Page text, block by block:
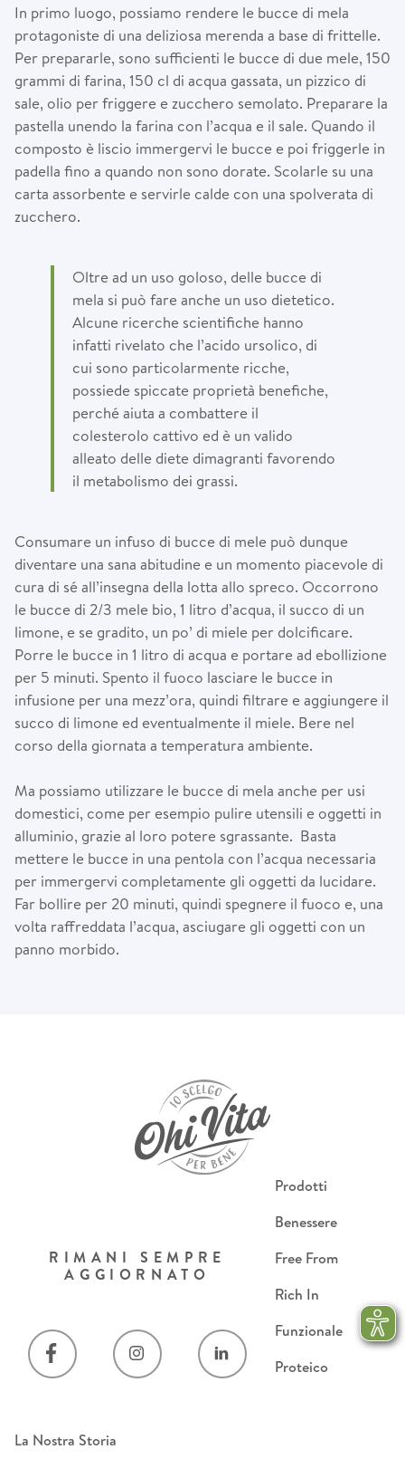
In primo luogo, possiamo rendere le bucce di mela
protagoniste di una deliziosa merenda a base di frittelle.
Per prepararle, sono sufficienti le bucce di due mele, 150
grammi di farina, 150 cl di acqua gassata, un pizzico di
sale, olio per friggere e zucchero semolato. Preparare la
pastella unendo la farina con l’acqua e il sale. Quando il
composto è liscio immergervi le bucce e poi friggerle in
padella fino a quando non sono dorate. Scolarle su una
carta assorbente e servirle calde con una spolverata di
zucchero.
Oltre ad un uso goloso, delle bucce di
mela si può fare anche un uso dietetico.
Alcune ricerche scientifiche hanno
infatti rivelato che l’acido ursolico, di
cui sono particolarmente ricche,
possiede spiccate proprietà benefiche,
perché aiuta a combattere il
colesterolo cattivo ed è un valido
alleato delle diete dimagranti favorendo
il metabolismo dei grassi.
Consumare un infuso di bucce di mele può dunque
diventare una sana abitudine e un momento piacevole di
cura di sé all’insegna della lotta allo spreco. Occorrono
le bucce di 2/3 mele bio, 1 litro d’acqua, il succo di un
limone, e se gradito, un po’ di miele per dolcificare.
Porre le bucce in 1 litro di acqua e portare ad ebollizione
per 5 minuti. Spento il fuoco lasciare le bucce in
infusione per una mezz’ora, quindi filtrare e aggiungere il
succo di limone ed eventualmente il miele. Bere nel
corso della giornata a temperatura ambiente.
Ma possiamo utilizzare le bucce di mela anche per usi
domestici, come per esempio pulire utensili e oggetti in
alluminio, grazie al loro potere sgrassante. Basta
mettere le bucce in una pentola con l’acqua necessaria
per immergervi completamente gli oggetti da lucidare.
Far bollire per 20 minuti, quindi spegnere il fuoco e, una
volta raffreddata l’acqua, asciugare gli oggetti con un
panno morbido.
Prodotti
Benessere
Free From
Rich In
Funzionale
Proteico
La Nostra Storia
RIMANI SEMPRE
AGGIORNATO